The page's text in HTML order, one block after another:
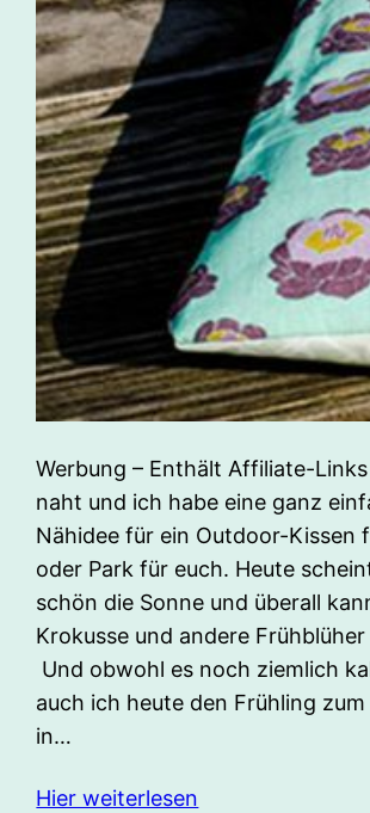
Werbung – Enthält Affiliate-
naht und ich habe eine ganz
Nähidee für ein Outdoor-Kissen
oder Park für euch. Heute
schön die Sonne und überall
Krokusse und andere
Und obwohl es noch ziemlich
auch ich heute den Frühling
in…
Hier weiterlesen